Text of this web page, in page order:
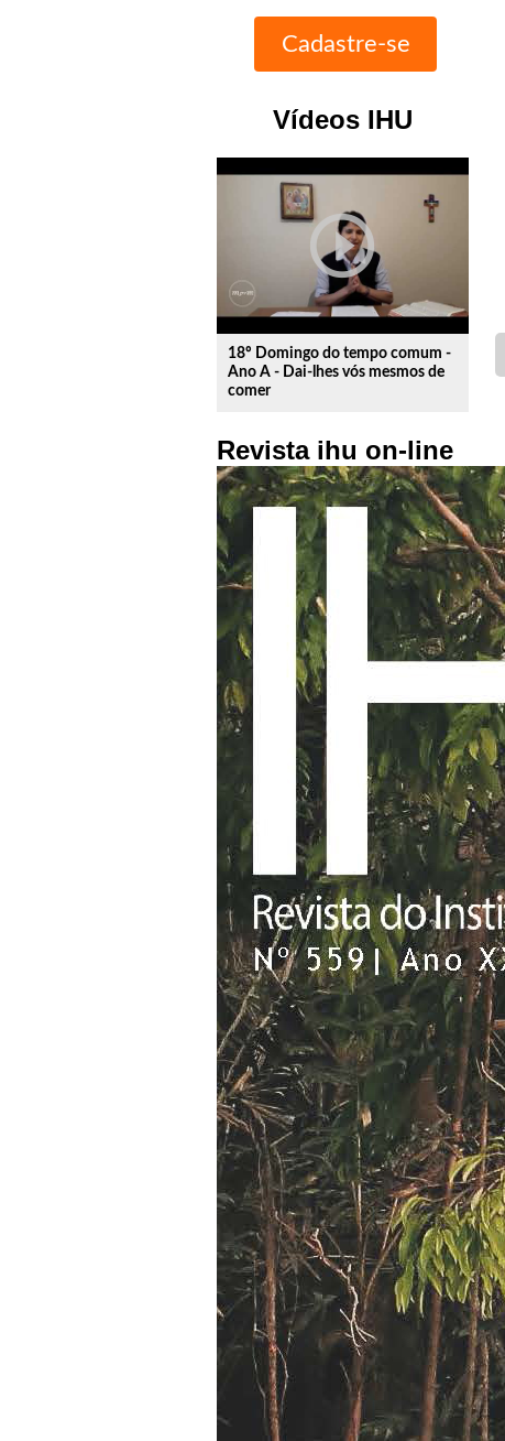
Vídeos IHU
play_circle_outline
18º Domingo do tempo comum -
Ano A - Dai-lhes vós mesmos de
comer
Revista ihu on-line